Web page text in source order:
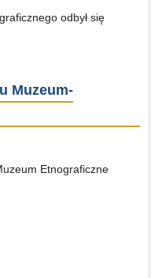
odbył się
Muzeum-
Etnograficzne